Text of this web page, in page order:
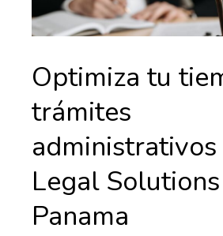
Optimiza tu
trámites
administrativos
Legal Solutions
Panama